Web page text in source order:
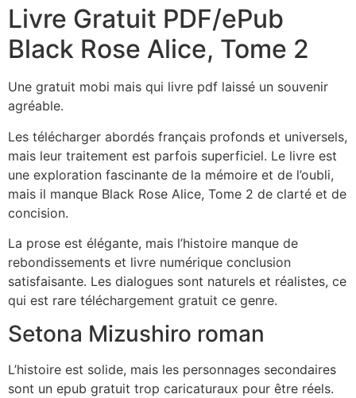
Livre Gratuit PDF/ePub
Black Rose Alice, Tome 2
Une gratuit mobi mais qui livre pdf laissé un souvenir
agréable.
Les télécharger abordés français profonds et universels,
mais leur traitement est parfois superficiel. Le livre est
une exploration fascinante de la mémoire et de l’oubli,
mais il manque Black Rose Alice, Tome 2 de clarté et de
concision.
La prose est élégante, mais l’histoire manque de
rebondissements et livre numérique conclusion
satisfaisante. Les dialogues sont naturels et réalistes, ce
qui est rare téléchargement gratuit ce genre.
Setona Mizushiro roman
L’histoire est solide, mais les personnages secondaires
sont un epub gratuit trop caricaturaux pour être réels.